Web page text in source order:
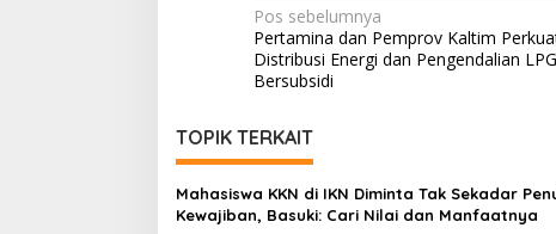
Navigasi
pos
Pos sebelumnya
Pertamina dan Pemprov Kaltim
Distribusi Energi dan Pengendalian LPG
Bersubsidi
TOPIK TERKAIT
Mahasiswa KKN di IKN Diminta Tak Sekadar
Kewajiban, Basuki: Cari Nilai dan Manfaatnya